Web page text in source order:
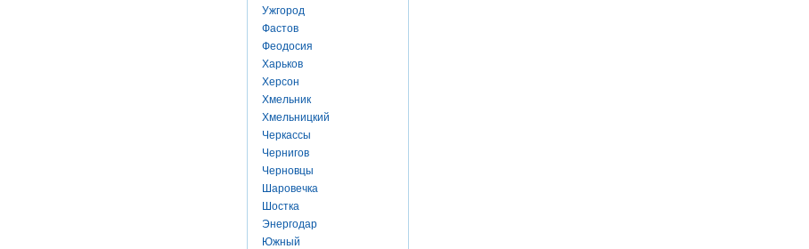
Ужгород
Фастов
Феодосия
Харьков
Херсон
Хмельник
Хмельницкий
Черкассы
Чернигов
Черновцы
Шаровечка
Шостка
Энергодар
Южный